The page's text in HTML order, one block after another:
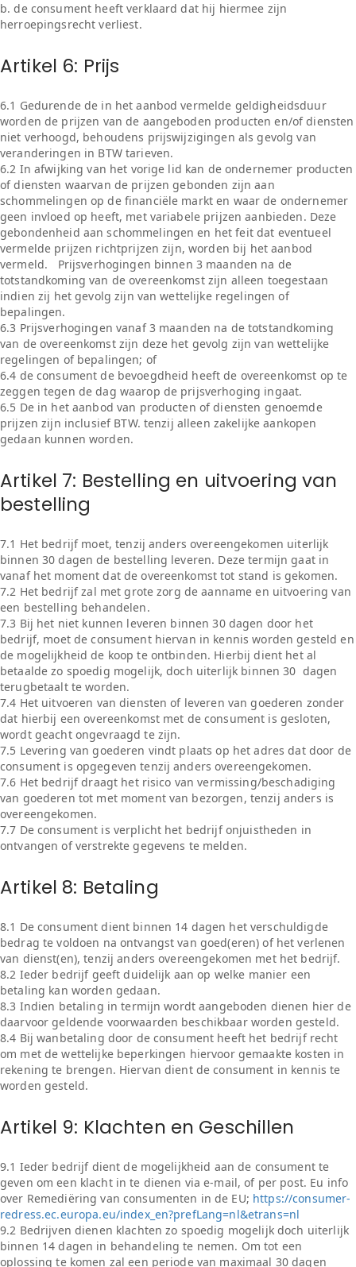
b. de consument heeft verklaard dat hij hiermee zijn
herroepingsrecht verliest.
Artikel 6: Prijs
6.1 Gedurende de in het aanbod vermelde geldigheidsduur
worden de prijzen van de aangeboden producten en/of diensten
niet verhoogd, behoudens prijswijzigingen als gevolg van
veranderingen in BTW tarieven.
6.2 In afwijking van het vorige lid kan de ondernemer producten
of diensten waarvan de prijzen gebonden zijn aan
schommelingen op de financiële markt en waar de ondernemer
geen invloed op heeft, met variabele prijzen aanbieden. Deze
gebondenheid aan schommelingen en het feit dat eventueel
vermelde prijzen richtprijzen zijn, worden bij het aanbod
vermeld. Prijsverhogingen binnen 3 maanden na de
totstandkoming van de overeenkomst zijn alleen toegestaan
indien zij het gevolg zijn van wettelijke regelingen of
bepalingen.
6.3 Prijsverhogingen vanaf 3 maanden na de totstandkoming
van de overeenkomst zijn deze het gevolg zijn van wettelijke
regelingen of bepalingen; of
6.4 de consument de bevoegdheid heeft de overeenkomst op te
zeggen tegen de dag waarop de prijsverhoging ingaat.
6.5 De in het aanbod van producten of diensten genoemde
prijzen zijn inclusief BTW. tenzij alleen zakelijke aankopen
gedaan kunnen worden.
Artikel 7: Bestelling en uitvoering van
bestelling
7.1 Het bedrijf moet, tenzij anders overeengekomen uiterlijk
binnen 30 dagen de bestelling leveren. Deze termijn gaat in
vanaf het moment dat de overeenkomst tot stand is gekomen.
7.2 Het bedrijf zal met grote zorg de aanname en uitvoering van
een bestelling behandelen.
7.3 Bij het niet kunnen leveren binnen 30 dagen door het
bedrijf, moet de consument hiervan in kennis worden gesteld en
de mogelijkheid de koop te ontbinden. Hierbij dient het al
betaalde zo spoedig mogelijk, doch uiterlijk binnen 30 dagen
terugbetaalt te worden.
7.4 Het uitvoeren van diensten of leveren van goederen zonder
dat hierbij een overeenkomst met de consument is gesloten,
wordt geacht ongevraagd te zijn.
7.5 Levering van goederen vindt plaats op het adres dat door de
consument is opgegeven tenzij anders overeengekomen.
7.6 Het bedrijf draagt het risico van vermissing/beschadiging
van goederen tot met moment van bezorgen, tenzij anders is
overeengekomen.
7.7 De consument is verplicht het bedrijf onjuistheden in
ontvangen of verstrekte gegevens te melden.
Artikel 8: Betaling
8.1 De consument dient binnen 14 dagen het verschuldigde
bedrag te voldoen na ontvangst van goed(eren) of het verlenen
van dienst(en), tenzij anders overeengekomen met het bedrijf.
8.2 Ieder bedrijf geeft duidelijk aan op welke manier een
betaling kan worden gedaan.
8.3 Indien betaling in termijn wordt aangeboden dienen hier de
daarvoor geldende voorwaarden beschikbaar worden gesteld.
8.4 Bij wanbetaling door de consument heeft het bedrijf recht
om met de wettelijke beperkingen hiervoor gemaakte kosten in
rekening te brengen. Hiervan dient de consument in kennis te
worden gesteld.
Artikel 9: Klachten en Geschillen
9.1 Ieder bedrijf dient de mogelijkheid aan de consument te
geven om een klacht in te dienen via e-mail, of per post. Eu info
over Remediëring van consumenten in de EU; https://consumer-
redress.ec.europa.eu/index_en?prefLang=nl&etrans=nl
9.2 Bedrijven dienen klachten zo spoedig mogelijk doch uiterlijk
binnen 14 dagen in behandeling te nemen. Om tot een
oplossing te komen zal een periode van maximaal 30 dagen